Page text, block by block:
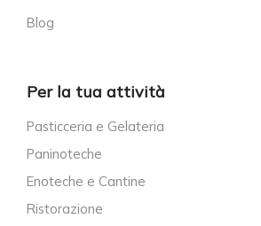
Blog
Per la tua attività
Pasticceria e Gelateria
Paninoteche
Enoteche e Cantine
Ristorazione